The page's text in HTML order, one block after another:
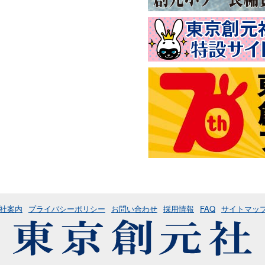
案内 プライバシーポリシー お問い合わせ 採用情報 FAQ サイトマッ